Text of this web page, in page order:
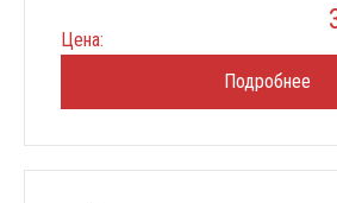
Цена:
Подробнее